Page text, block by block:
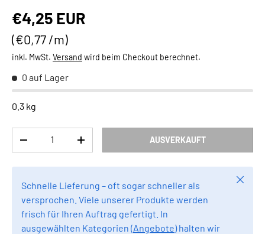
Normaler Preis
€4,25 EUR
Grundpreis
€0,77 /m
inkl. MwSt. Versand wird beim Checkout berechnet.
0 auf Lager
0.3 kg
MENGE VERRINGERNMENGE ERHÖHEN AUSVERKAUFT
Schnelle Lieferung – oft sogar schneller als
versprochen. Viele unserer Produkte werden
frisch für Ihren Auftrag gefertigt. In
ausgewählten Kategorien (Angebote) halten wir